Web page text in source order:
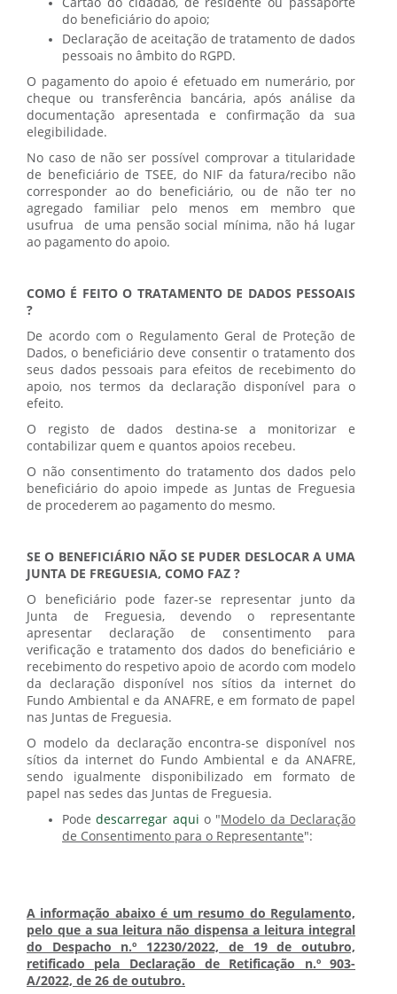
Cartão do cidadão, de residente ou passaporte
do beneficiário do apoio;
Declaração de aceitação de tratamento de dados
pessoais no âmbito do RGPD.
O pagamento do apoio é efetuado em numerário, por
cheque ou transferência bancária, após análise da
documentação apresentada e confirmação da sua
elegibilidade.
No caso de não ser possível comprovar a titularidade
de beneficiário de TSEE, do NIF da fatura/recibo não
corresponder ao do beneficiário, ou de não ter no
agregado familiar pelo menos em membro que
usufrua de uma pensão social mínima, não há lugar
ao pagamento do apoio.
COMO É FEITO O TRATAMENTO DE DADOS PESSOAIS
?
De acordo com o Regulamento Geral de Proteção de
Dados, o beneficiário deve consentir o tratamento dos
seus dados pessoais para efeitos de recebimento do
apoio, nos termos da declaração disponível para o
efeito.
O registo de dados destina-se a monitorizar e
contabilizar quem e quantos apoios recebeu.
O não consentimento do tratamento dos dados pelo
beneficiário do apoio impede as Juntas de Freguesia
de procederem ao pagamento do mesmo.
SE O BENEFICIÁRIO NÃO SE PUDER DESLOCAR A UMA
JUNTA DE FREGUESIA, COMO FAZ ?
O beneficiário pode fazer-se representar junto da
Junta de Freguesia, devendo o representante
apresentar declaração de consentimento para
verificação e tratamento dos dados do beneficiário e
recebimento do respetivo apoio de acordo com modelo
da declaração disponível nos sítios da internet do
Fundo Ambiental e da ANAFRE, e em formato de papel
nas Juntas de Freguesia.
O modelo da declaração encontra-se disponível nos
sítios da internet do Fundo Ambiental e da ANAFRE,
sendo igualmente disponibilizado em formato de
papel nas sedes das Juntas de Freguesia.
Podedescarregar aqui o "Modelo da Declaração
de Consentimento para o Representante":
A informação abaixo é um resumo do Regulamento,
pelo que a sua leitura não dispensa a leitura integral
do Despacho n.º 12230/2022, de 19 de outubro,
retificado pela Declaração de Retificação n.º 903-
A/2022, de 26 de outubro.